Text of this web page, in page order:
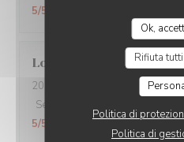
Ok,
Rifiuta
Politica di
Politica di
5/5
Loïc
2026-07-29
- 19:00 - Ospiti 6
Servizio
5/5